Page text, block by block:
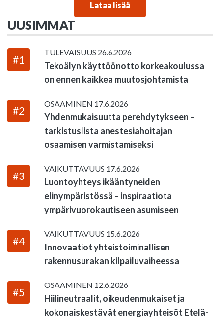
Lataa lisää
UUSIMMAT
#1
TULEVAISUUS 26.6.2026
Tekoälyn käyttöönotto korkeakoulussa
on ennen kaikkea muutosjohtamista
#2
OSAAMINEN 17.6.2026
Yhdenmukaisuutta perehdytykseen –
tarkistuslista anestesiahoitajan
osaamisen varmistamiseksi
#3
VAIKUTTAVUUS 17.6.2026
Luontoyhteys ikääntyneiden
elinympäristössä – inspiraatiota
ympärivuorokautiseen asumiseen
#4
VAIKUTTAVUUS 15.6.2026
Innovaatiot yhteistoiminallisen
rakennusurakan kilpailuvaiheessa
#5
OSAAMINEN 12.6.2026
Hiilineutraalit, oikeudenmukaiset ja
kokonaiskestävät energiayhteisöt Etelä-